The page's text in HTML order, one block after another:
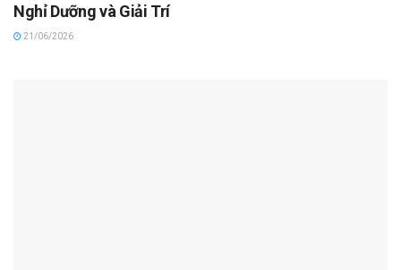
Nghỉ Dưỡng và Giải Trí
21/06/2026